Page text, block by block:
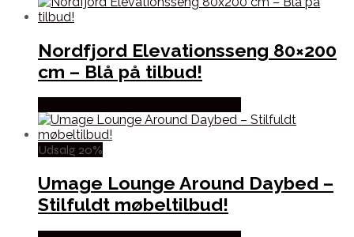
Nordfjord Elevationsseng 80×200
cm – Blå på tilbud!
Udsalg 20%
Umage Lounge Around Daybed –
Stilfuldt møbeltilbud!